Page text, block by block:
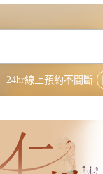
24hr線上預約不間斷